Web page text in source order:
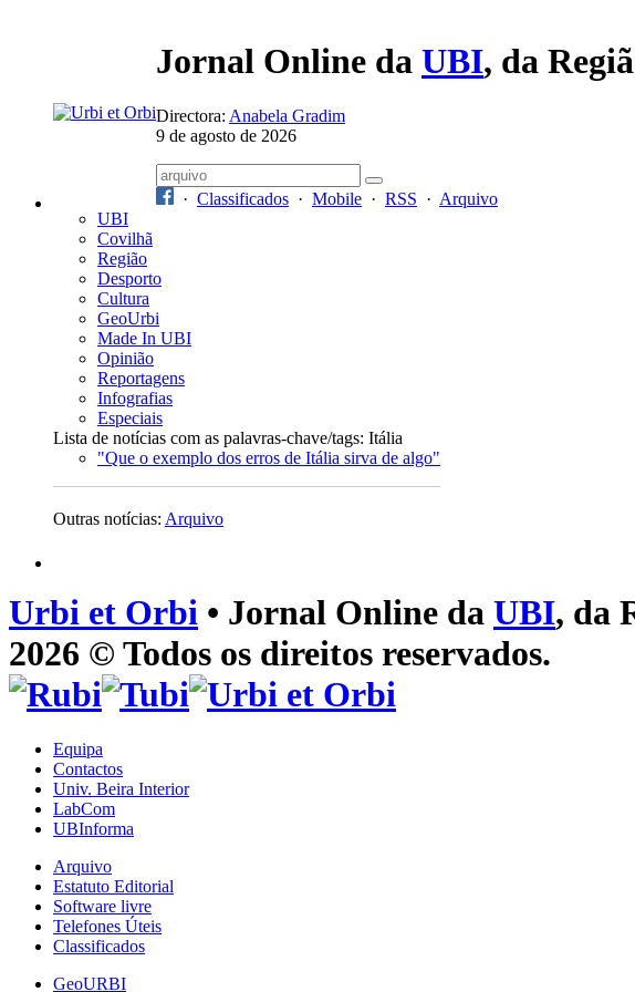
Jornal Online da UBI, da
Directora: Anabela Gradim
9 de agosto de 2026
· Classificados · Mobile · RSS · Arquivo
UBI
Covilhã
Região
Desporto
Cultura
GeoUrbi
Made In UBI
Opinião
Reportagens
Infografias
Especiais
Lista de notícias com as palavras-chave/tags: Itália
"Que o exemplo dos erros de Itália sirva de algo"
Outras notícias: Arquivo
Urbi et Orbi • Jornal Online da UBI, da
2026 © Todos os direitos reservados.
Equipa
Contactos
Univ. Beira Interior
LabCom
UBInforma
Arquivo
Estatuto Editorial
Software livre
Telefones Úteis
Classificados
GeoURBI